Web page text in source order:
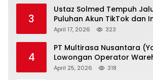
3
Ustaz Solmed Tempuh
Puluhan Akun TikTok dan
Dilaporkan atas Tuduhan
April 17, 2026 323
4
PT Multirasa Nusantara
Lowongan Operator
Penempatan CK Bekasi
April 25, 2026 318